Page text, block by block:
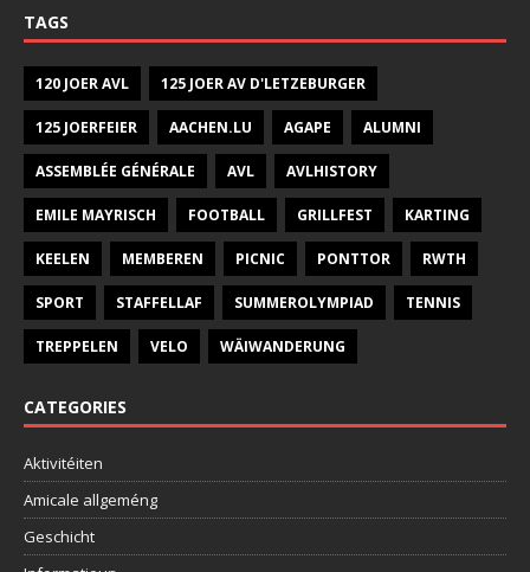
TAGS
120 JOER AVL 125 JOER AV D'LETZEBURGER
125 JOERFEIER AACHEN.LU AGAPE ALUMNI
ASSEMBLÉE GÉNÉRALE AVL AVLHISTORY
EMILE MAYRISCH FOOTBALL GRILLFEST KARTING
KEELEN MEMBEREN PICNIC PONTTOR RWTH
SPORT STAFFELLAF SUMMEROLYMPIAD TENNIS
TREPPELEN VELO WÄIWANDERUNG
CATEGORIES
Aktivitéiten
Amicale allgeméng
Geschicht